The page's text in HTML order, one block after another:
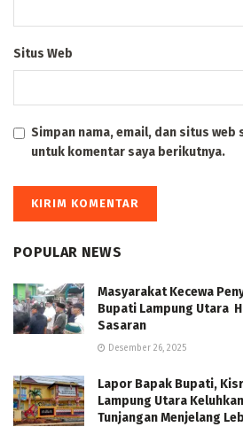
Situs Web
Simpan nama, email, dan situs web
untuk komentar saya berikutnya.
POPULAR NEWS
Masyarakat Kecewa
Bupati Lampung Utara
Sasaran
Desember 26, 2025
Lapor Bapak Bupati,
Lampung Utara
Tunjangan Menjelang